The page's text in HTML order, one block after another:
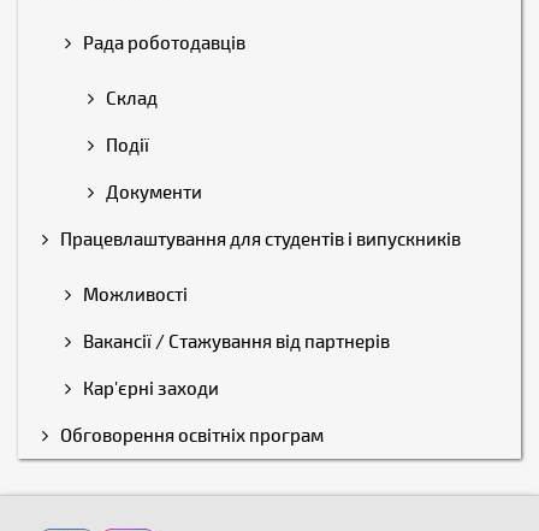
Рада роботодавців
Склад
Події
Документи
Працевлаштування для студентів і випускників
Можливості
Вакансії / Стажування від партнерів
Кар'єрні заходи
Обговорення освітніх програм